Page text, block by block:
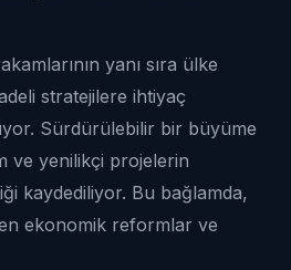
yanı sıra ülke
stratejilere ihtiyaç
Sürdürülebilir bir büyüme
ve yenilikçi projelerin
kaydediliyor. Bu bağlamda,
ekonomik reformlar ve